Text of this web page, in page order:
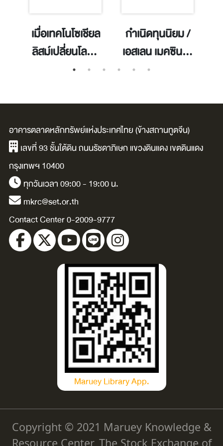
เมื่อเทคโนโซเชียล
ลิสม์เปลี่ยนโลก /
Brett King.
กำเนิดทุนนิยม /
เอสเลน เมคซินส์-
วูด.
อาคารตลาดหลักทรัพย์แห่งประเทศไทย (ข้างสถานทูตจีน)
เลขที่ 93 ชั้นใต้ดิน ถนนรัชดาภิเษก แขวงดินแดง เขตดินแดง
กรุงเทพฯ 10400
ทุกวันเวลา 09:00 - 19:00 น.
mkrc@set.or.th
Contact Center 0-2009-9777
Maruey Library App.
Copyright © 2021 Maruey Knowledge &
Resource Center, The Stock Exchange of